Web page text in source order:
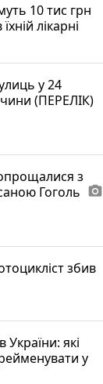
10 тис грн
лікарні
у 24
(ПЕРЕЛІК)
з
Гоголь photo_camera
збив
України: які
у